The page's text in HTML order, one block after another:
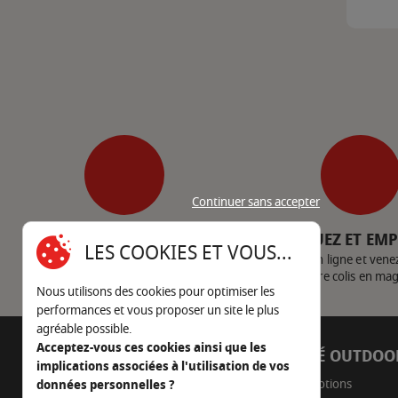
SERVICE CLIENT
Nous contacter
CLIQUEZ ET
Achetez en ligne et
votre colis en
AUTOUR DU FEU
05 45 22 98 09
CÔTÉ
Promotions
Continuer sans accepter
LES COOKIES ET VOUS...
Nous utilisons des cookies pour optimiser les
performances et vous proposer un site le plus
agréable possible.
Acceptez-vous ces cookies ainsi que les
implications associées à l'utilisation de vos
données personnelles ?